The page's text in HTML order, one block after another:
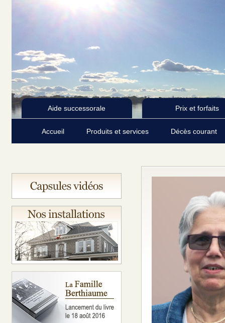
Aide successorale Prix et forfaits
Accueil Produits et services Décès courant